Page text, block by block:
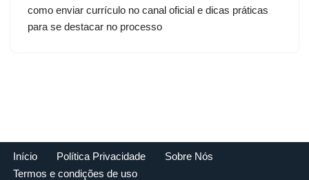
como enviar currículo no canal oficial e dicas práticas
para se destacar no processo
Início Política Privacidade
Sobre Nós
Termos e condições de uso